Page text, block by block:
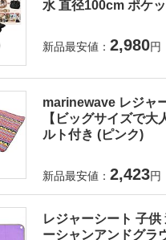
水 直径100cm ポケ
新品最安値： 2,980円
marinewave レジャ
【ビッグサイズで
ルト付き (ピンク)
新品最安値： 2,423円
レジャーシート 子
ーシャンアンドグラ